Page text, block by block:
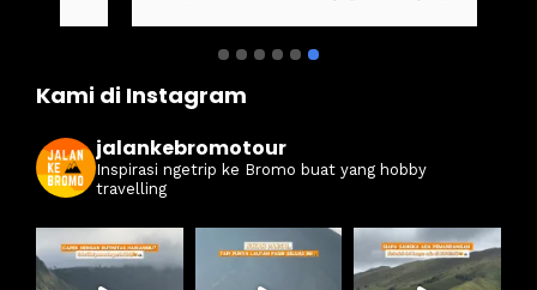
Sewu dan Sewa Jeep Bromo Malang , aku
Kami di Instagram
jalankebromotour
Inspirasi ngetrip ke Bromo buat yang hobby
travelling